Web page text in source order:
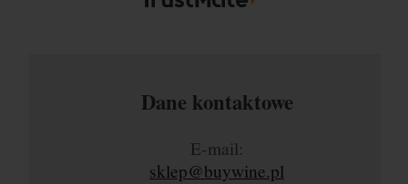
Dane kontaktowe
E-mail:
sklep@buywine.pl